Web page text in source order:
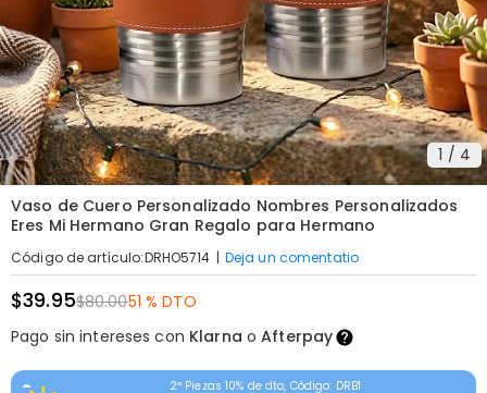
1 / 4
Vaso de Cuero Personalizado Nombres Personalizados
Eres Mi Hermano Gran Regalo para Hermano
Código de artículo:DRHO5714 | Deja un comentatio
$39.95$80.0051 % DTO
Pago sin intereses con Klarna oAfterpay
2ª Piezas 10% de dto, Código: DRB1